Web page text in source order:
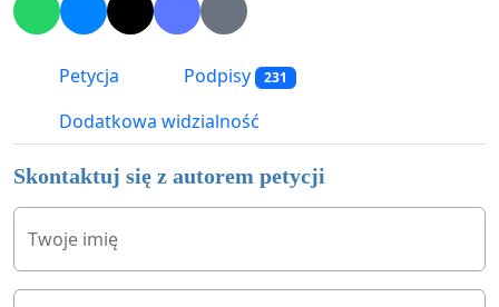
Petycja Podpisy 231
Dodatkowa widzialność
Skontaktuj się z autorem petycji
Twoje imię